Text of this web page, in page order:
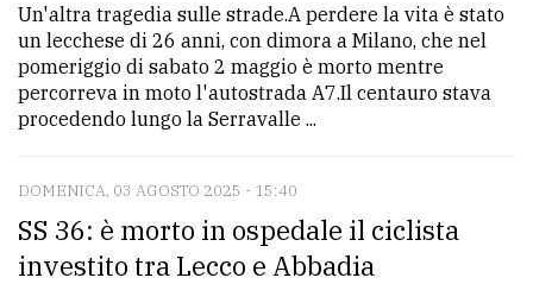
Un'altra tragedia sulle strade.A perdere la vita è stato
un lecchese di 26 anni, con dimora a Milano, che nel
pomeriggio di sabato 2 maggio è morto mentre
percorreva in moto l'autostrada A7.Il centauro stava
procedendo lungo la Serravalle ...
DOMENICA, 03 AGOSTO 2025 - 15:40
SS 36: è morto in ospedale il ciclista
investito tra Lecco e Abbadia